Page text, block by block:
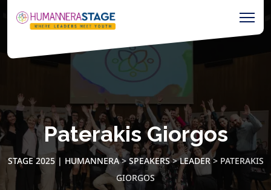
Paterakis Giorgos
STAGE 2025 | HUMANNERA>SPEAKERS>LEADER> PATERAKIS
GIORGOS